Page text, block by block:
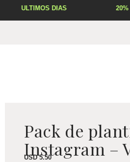
ÚLTIMOS DÍAS 20%
Pack de
Instagram –
USD5.50